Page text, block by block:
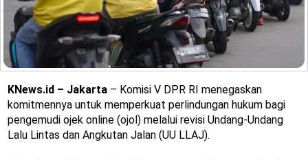
KNews.id – Jakarta – Komisi V DPR RI menegaskan
komitmennya untuk memperkuat perlindungan hukum bagi
pengemudi ojek online (ojol) melalui revisi Undang-Undang
Lalu Lintas dan Angkutan Jalan (UU LLAJ).